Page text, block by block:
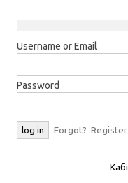
Username or Email
Password
Forgot? Register